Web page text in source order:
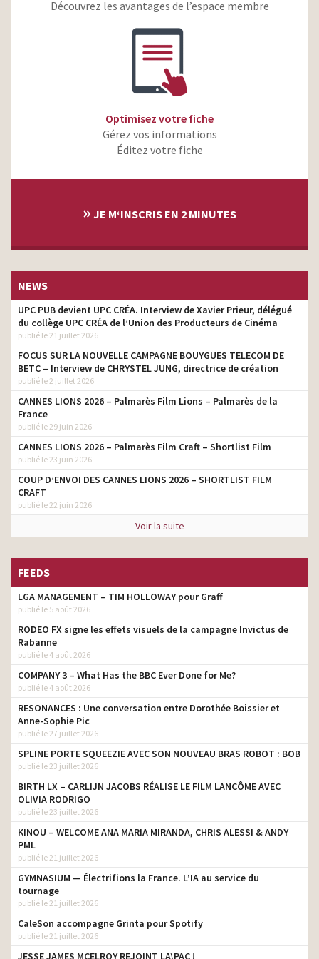
head tv prod
Découvrez les avantages de l’espace membre
Optimisez votre fiche
Gérez vos informations
Éditez votre fiche
» JE M‘INSCRIS EN 2 MINUTES
NEWS
UPC PUB devient UPC CRÉA. Interview de Xavier Prieur, délégué
du collège UPC CRÉA de l’Union des Producteurs de Cinéma
publié le 21 juillet 2026
FOCUS SUR LA NOUVELLE CAMPAGNE BOUYGUES TELECOM DE
BETC – Interview de CHRYSTEL JUNG, directrice de création
publié le 2 juillet 2026
CANNES LIONS 2026 – Palmarès Film Lions – Palmarès de la
France
publié le 29 juin 2026
CANNES LIONS 2026 – Palmarès Film Craft – Shortlist Film
publié le 23 juin 2026
COUP D’ENVOI DES CANNES LIONS 2026 – SHORTLIST FILM
CRAFT
publié le 22 juin 2026
Voir la suite
FEEDS
LGA MANAGEMENT – TIM HOLLOWAY pour Graff
publié le 5 août 2026
RODEO FX signe les effets visuels de la campagne Invictus de
Rabanne
publié le 4 août 2026
COMPANY 3 – What Has the BBC Ever Done for Me?
publié le 4 août 2026
RESONANCES : Une conversation entre Dorothée Boissier et
Anne-Sophie Pic
publié le 27 juillet 2026
SPLINE PORTE SQUEEZIE AVEC SON NOUVEAU BRAS ROBOT : BOB
publié le 23 juillet 2026
BIRTH LX – CARLIJN JACOBS RÉALISE LE FILM LANCÔME AVEC
OLIVIA RODRIGO
publié le 23 juillet 2026
KINOU – WELCOME ANA MARIA MIRANDA, CHRIS ALESSI & ANDY
PML
publié le 21 juillet 2026
GYMNASIUM — Électrifions la France. L’IA au service du
tournage
publié le 21 juillet 2026
CaleSon accompagne Grinta pour Spotify
publié le 21 juillet 2026
JESSE JAMES MCELROY REJOINT LA\PAC !